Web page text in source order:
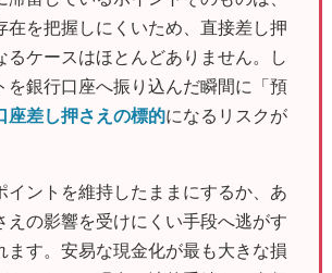
在を把握しにくいため、直接差し押
るケースはほとんどありません。し
を銀行口座へ振り込んだ瞬間に「預
座差し押さえの標的になるリスクが
イントを維持したままにするか、あ
えの影響を受けにくい手段へ逃がす
ます。安易な現金化が最も大きな損